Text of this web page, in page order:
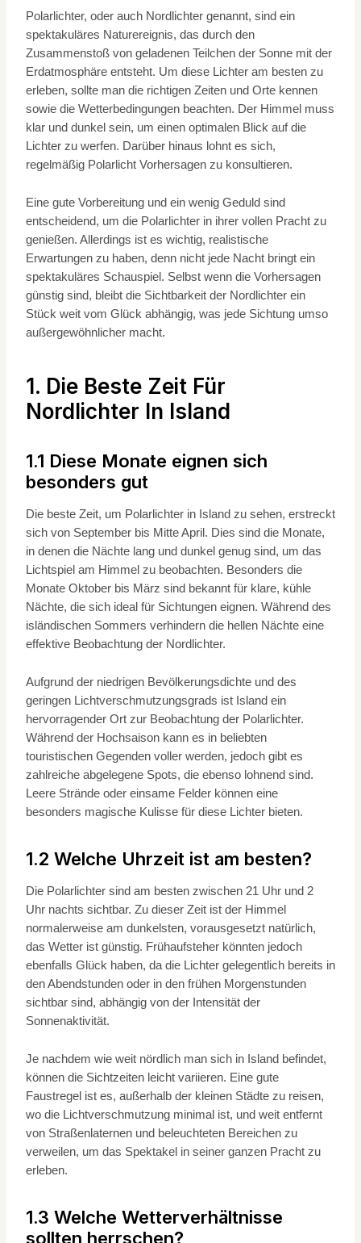
Polarlichter, oder auch Nordlichter genannt, sind ein
spektakuläres Naturereignis, das durch den
Zusammenstoß von geladenen Teilchen der Sonne mit der
Erdatmosphäre entsteht. Um diese Lichter am besten zu
erleben, sollte man die richtigen Zeiten und Orte kennen
sowie die Wetterbedingungen beachten. Der Himmel muss
klar und dunkel sein, um einen optimalen Blick auf die
Lichter zu werfen. Darüber hinaus lohnt es sich,
regelmäßig Polarlicht Vorhersagen zu konsultieren.
Eine gute Vorbereitung und ein wenig Geduld sind
entscheidend, um die Polarlichter in ihrer vollen Pracht zu
genießen. Allerdings ist es wichtig, realistische
Erwartungen zu haben, denn nicht jede Nacht bringt ein
spektakuläres Schauspiel. Selbst wenn die Vorhersagen
günstig sind, bleibt die Sichtbarkeit der Nordlichter ein
Stück weit vom Glück abhängig, was jede Sichtung umso
außergewöhnlicher macht.
1. Die Beste Zeit Für
Nordlichter In Island
1.1 Diese Monate eignen sich
besonders gut
Die beste Zeit, um Polarlichter in Island zu sehen, erstreckt
sich von September bis Mitte April. Dies sind die Monate,
in denen die Nächte lang und dunkel genug sind, um das
Lichtspiel am Himmel zu beobachten. Besonders die
Monate Oktober bis März sind bekannt für klare, kühle
Nächte, die sich ideal für Sichtungen eignen. Während des
isländischen Sommers verhindern die hellen Nächte eine
effektive Beobachtung der Nordlichter.
Aufgrund der niedrigen Bevölkerungsdichte und des
geringen Lichtverschmutzungsgrads ist Island ein
hervorragender Ort zur Beobachtung der Polarlichter.
Während der Hochsaison kann es in beliebten
touristischen Gegenden voller werden, jedoch gibt es
zahlreiche abgelegene Spots, die ebenso lohnend sind.
Leere Strände oder einsame Felder können eine
besonders magische Kulisse für diese Lichter bieten.
1.2 Welche Uhrzeit ist am besten?
Die Polarlichter sind am besten zwischen 21 Uhr und 2
Uhr nachts sichtbar. Zu dieser Zeit ist der Himmel
normalerweise am dunkelsten, vorausgesetzt natürlich,
das Wetter ist günstig. Frühaufsteher könnten jedoch
ebenfalls Glück haben, da die Lichter gelegentlich bereits in
den Abendstunden oder in den frühen Morgenstunden
sichtbar sind, abhängig von der Intensität der
Sonnenaktivität.
Je nachdem wie weit nördlich man sich in Island befindet,
können die Sichtzeiten leicht variieren. Eine gute
Faustregel ist es, außerhalb der kleinen Städte zu reisen,
wo die Lichtverschmutzung minimal ist, und weit entfernt
von Straßenlaternen und beleuchteten Bereichen zu
verweilen, um das Spektakel in seiner ganzen Pracht zu
erleben.
1.3 Welche Wetterverhältnisse
sollten herrschen?